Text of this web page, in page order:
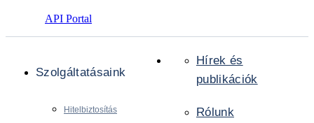
API Portal
Szolgáltatásaink
Hitelbiztosítás
Hírek és
publikációk
Rólunk